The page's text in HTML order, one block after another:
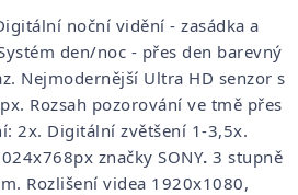
noční vidění - zasádka a
den/noc - přes den barevný
Nejmodernější Ultra HD senzor s
Rozsah pozorování ve tmě přes
2x. Digitální zvětšení 1-3,5x.
značky SONY. 3 stupně
Rozlišení videa 1920x1080,